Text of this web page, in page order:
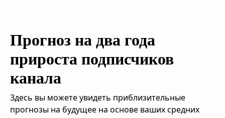
Прогноз на два года
прироста подписчиков
канала
Здесь вы можете увидеть приблизительные
прогнозы на будущее на основе ваших средних